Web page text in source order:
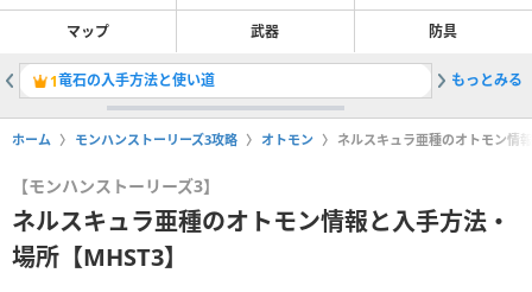
マップ 武器 防具
1竜石の入手方法と使い道 2双属性
もっとみる
ホーム モンハンストーリーズ3攻略 オトモン ネルスキュラ亜種のオトモン情
【モンハンストーリーズ3】
ネルスキュラ亜種のオトモン情報と入手方法・
場所【MHST3】